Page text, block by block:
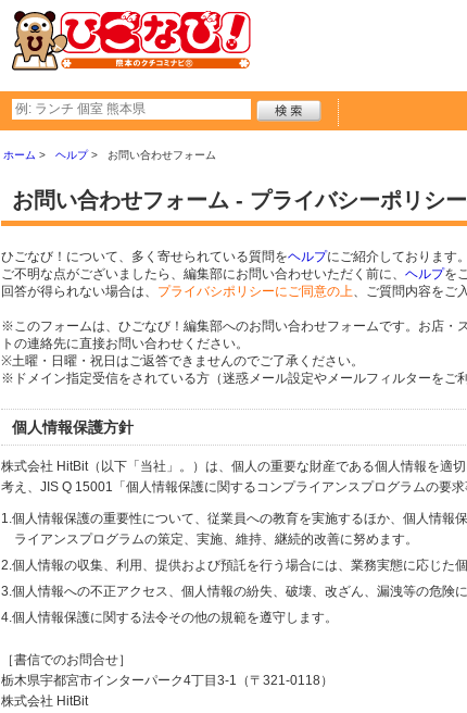
ホーム ヘルプ お問い合わせフォーム
お問い合わせフォーム - プライバシーポリシ
ひごなび！について、多く寄せられている質問をヘルプにご紹介しております。
ご不明な点がございましたら、編集部にお問い合わせいただく前に、 ヘルプを
回答が得られない場合は、 プライバシポリシーにご同意の上、ご質問内容をご
※このフォームは、ひごなび！編集部へのお問い合わせフォームです。お店・
トの連絡先に直接お問い合わせください。
※土曜・日曜・祝日はご返答できませんのでご了承ください。
※ドメイン指定受信をされている方（迷惑メール設定やメールフィルターをご
個人情報保護方針
株式会社 HitBit（以下「当社」。）は、個人の重要な財産である個人情報を適
考え、JIS Q 15001「個人情報保護に関するコンプライアンスプログラムの要
1.個人情報保護の重要性について、従業員への教育を実施するほか、個人情報
ライアンスプログラムの策定、実施、維持、継続的改善に努めます。
2.個人情報の収集、利用、提供および預託を行う場合には、業務実態に応じた
3.個人情報への不正アクセス、個人情報の紛失、破壊、改ざん、漏洩等の危険
4.個人情報保護に関する法令その他の規範を遵守します。
［書信でのお問合せ］
栃木県宇都宮市インターパーク4丁目3-1（〒321-0118）
株式会社 HitBit